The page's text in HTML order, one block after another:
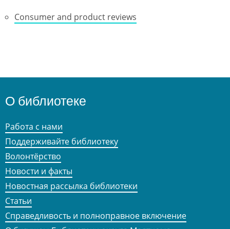
Consumer and product reviews
О библиотеке
Работа с нами
Поддерживайте библиотеку
Волонтёрство
Новости и факты
Новостная рассылка библиотеки
Статьи
Справедливость и полноправное включение